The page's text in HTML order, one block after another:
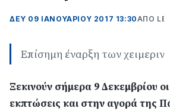
ΔΕΥ 09 ΙΑΝΟΥΑΡΊΟΥ 2017 13:30ΑΠΌ
Επίσημη έναρξη των
Ξεκινούν σήμερα 9 Δεκεμβρίου οι
εκπτώσεις και στην αγορά της